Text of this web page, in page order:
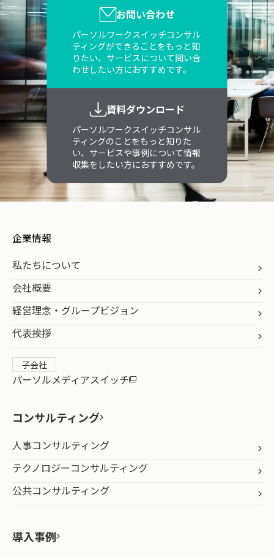
お問い合わせ
パーソルワークスイッチコンサル
ティングができることをもっと知
りたい、サービスについて問い合
わせしたい方におすすめです。
資料ダウンロード
パーソルワークスイッチコンサル
ティングのことをもっと知りた
い、サービスや事例について情報
収集をしたい方におすすめです。
企業情報
私たちについて
会社概要
経営理念・グループビジョン
代表挨拶
子会社
パーソルメディアスイッチ
コンサルティング
人事コンサルティング
テクノロジーコンサルティング
公共コンサルティング
導入事例